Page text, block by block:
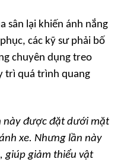
sân lại khiến ánh nắng
các kỹ sư phải bố
chuyên dụng treo
trì quá trình quang
này được đặt dưới mặt
xe. Nhưng lần này
giúp giảm thiểu vật